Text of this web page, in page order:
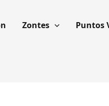
Zontes Puntos